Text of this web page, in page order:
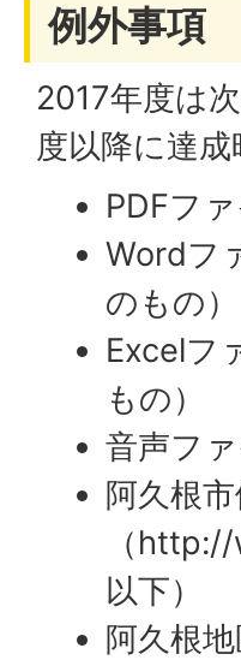
例外事項
2017年度は
度以降に達
PDFフ
Wordフ
のもの）
Excelフ
もの）
音声フ
阿久根
（
以下）
阿久根